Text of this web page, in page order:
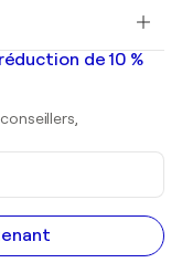
de 10 %